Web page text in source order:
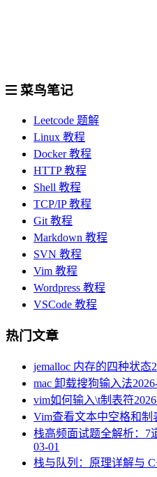
菜鸟笔记
Leetcode 题解
Linux 教程
Docker 教程
HTTP 教程
Shell 教程
TCP/IP 教程
Git 教程
Markdown 教程
SVN 教程
Vim 教程
Wordpress 教程
VSCode 教程
热门文章
jemalloc 内存的四种状态
mac 卸载搜狗输入法
vim如何输入\t制表符
Vim查看文本中空格和制
栈高频面试题全解析：7
03-01
栈与队列：原理详解与